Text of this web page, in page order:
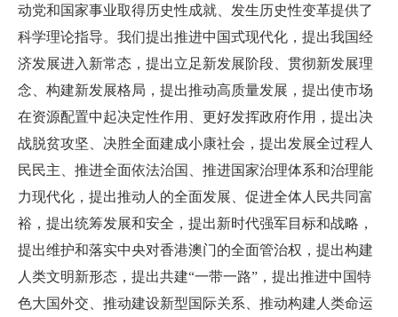
动党和国家事业取得历史性成就、发生历史性变革提供了
科学理论指导。我们提出推进中国式现代化，提出我国经
济发展进入新常态，提出立足新发展阶段、贯彻新发展理
念、构建新发展格局，提出推动高质量发展，提出使市场
在资源配置中起决定性作用、更好发挥政府作用，提出决
战脱贫攻坚、决胜全面建成小康社会，提出发展全过程人
民民主、推进全面依法治国、推进国家治理体系和治理能
力现代化，提出推动人的全面发展、促进全体人民共同富
裕，提出统筹发展和安全，提出新时代强军目标和战略，
提出维护和落实中央对香港澳门的全面管治权，提出构建
人类文明新形态，提出共建“一带一路”，提出推进中国特
色大国外交、推动建设新型国际关系、推动构建人类命运